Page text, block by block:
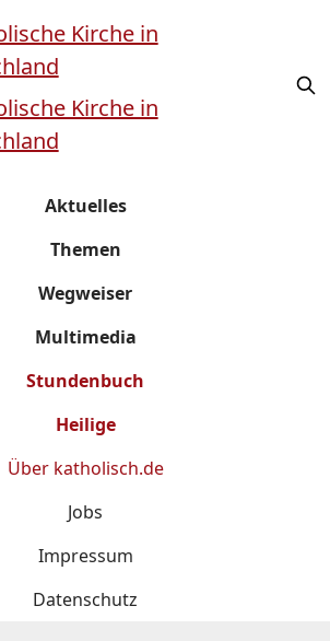
Aktuelles
Themen
Wegweiser
Multimedia
Stundenbuch
Heilige
Über katholisch.de
Jobs
Impressum
Datenschutz